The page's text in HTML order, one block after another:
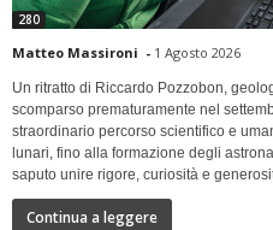
280
Matteo Massironi - 1 Agosto 2026
Un ritratto di Riccardo Pozzobon,
scomparso prematuramente nel
straordinario percorso scientifico e
lunari, fino alla formazione degli
saputo unire rigore, curiosità e
Continua a leggere